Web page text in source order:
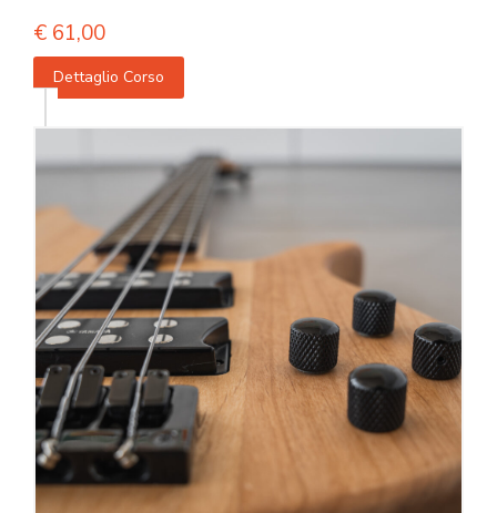
€ 61,00
Dettaglio Corso